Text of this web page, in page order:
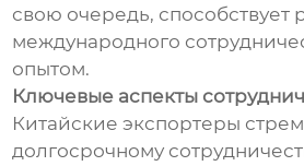
свою очередь, способствует
международного
опытом.
Ключевые аспекты
Китайские экспортеры
долгосрочному